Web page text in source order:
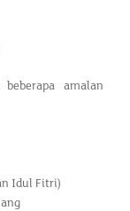
amalan
Idul Fitri)